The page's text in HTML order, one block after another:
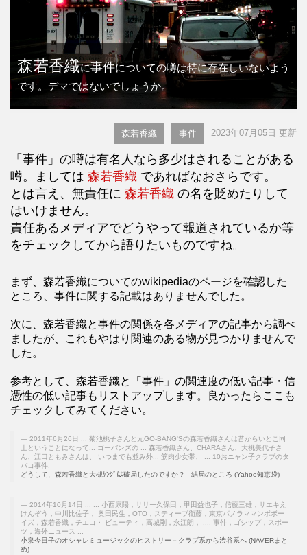
森若香織に事件についての噂は特に存在しいないよう
です。デマではないでしょうか。
森若香織 事件 2023年07月05日 更新
「事件」の噂は有名人なら多少はされることがある
噂。ましては 森若香織 であればなおさらです。
とは言え、無責任に 森若香織 の名を貶めたりして
はいけません。
責任あるメディアでどうやって報道されているか等
をチェックしてから語りたいものですね。
まず、森若香織についてのwikipediaのページを確認した
ところ、事件に関する記載はありませんでした。
次に、森若香織と事件の関係を各メディアの記事から調べ
ましたが、これもやはり関連のある物が見つかりませんで
した。
参考として、森若香織と「事件」の関連度の低い記事・信
憑性の低い記事もリストアップします。良かったらここも
チェックしてみてください。
2011年6月26日 ... 菊池桃子さんと元GO-BANG'Sの森若香織さんは昔からいとこ同
士ということになって... ゴーバンズの ... 森若香織さん、CHARAさん、大桃美代子さ
ん、江口ともみさんは、 いつまでも並み外... 筋肉少女帯、 ... 10おニャン子クラブのタ
バコ事件.
どうして、森若香織と大槻ｹﾝｼﾞは破局したのですか？ - 結局のところ (Yahoo知恵袋)
2014年10月14日 ... ... 小西康陽，サリー久保田，甲田益也子，信藤三雄，サエキえ
けんぞう，中川比佐子， 奥田民生，OTO，スティーブ衛藤，東京パノラママンボボー
イズ，森若香織，チエコ・ ビューティ，高城剛，永江朗， .... 事件，ゴシップ，スポー
ツ，海外ニュース ...
小泉今日子のオシャレミュージックのヒストリー－クラブ系から渋谷系へ (NAVERまと
め)